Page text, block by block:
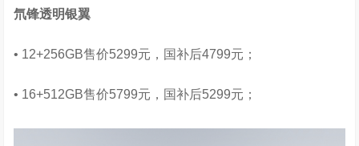
氘锋透明银翼
• 12+256GB售价5299元，国补后4799元；
• 16+512GB售价5799元，国补后5299元；